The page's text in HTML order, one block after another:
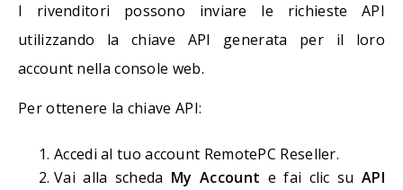
I rivenditori possono inviare le richieste API
utilizzando la chiave API generata per il loro
account nella console web.
Per ottenere la chiave API:
Accedi al tuo account RemotePC Reseller.
Vai alla scheda My Account e fai clic suAPI